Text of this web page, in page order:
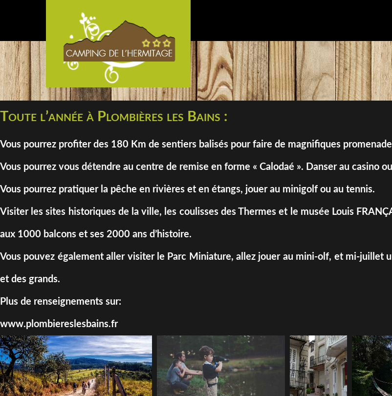
Toute l’année à Plombières les Bains :
Vous pourrez profiter des 180 Km de sentiers balisés pour faire de magnifiques
Vous pourrez vous détendre au centre de remise en forme « Calodaé ». Danser au casino
Vous pourrez pratiquer la pêche en rivières et en étangs, jouer au minigolf ou au tennis.
Visiter les sites historiques de la ville, les coulisses des Thermes et le musée Louis
aux 1000 balcons et ses 2000 ans d’histoire.
Vous pouvez également aller visiter le Parc Miniature, allez jouer au mini-olf, et mi-juillet
et des grands.
Plus de renseignements sur:
www.plombiereslesbains.fr